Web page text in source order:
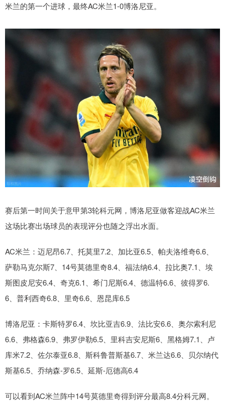
米兰的第一个进球，最终AC米兰1-0博洛尼亚。
赛后第一时间关于意甲第3轮科元网，博洛尼亚做客迎战AC米兰
这场比赛出场球员的表现评分也随之浮出水面。
AC米兰：迈尼昂6.7、托莫里7.2、加比亚6.5、帕夫洛维奇6.6、
萨勒马克尔斯7、14号莫德里奇8.4、福法纳6.4、拉比奥7.1、埃
斯图皮尼安6.4、奇克6.1、希门尼斯6.4、德温特6.6、彼得罗6.
6、普利西奇6.8、里奇6.6、恩昆库6.5
博洛尼亚：卡斯特罗6.4、坎比亚吉6.9、法比安6.6、奥尔索利尼
6.6、弗格森6.9、弗罗伊勒6.5、里科吉安尼斯6、黑格姆7.1、卢
库米7.2、佐尔泰亚6.8、斯科鲁普斯基6.7、米兰达6.6、贝尔纳代
斯基6.5、乔纳森-罗6.5、延斯-厄德高6.4
可以看到AC米兰阵中14号莫德里奇得到评分最高8.4分科元网。